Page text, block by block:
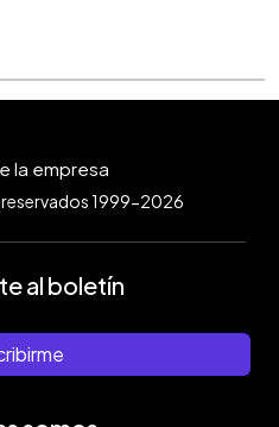
1999-2026
al boletín